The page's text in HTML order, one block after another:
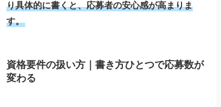
り具体的に書くと、応募者の安心感が高まりま
す。
資格要件の扱い方｜書き方ひとつで応募数が
変わる